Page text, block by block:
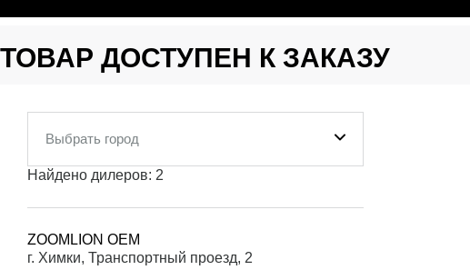
ТОВАР ДОСТУПЕН К ЗАКАЗУ
Выбрать город
Найдено дилеров: 2
ZOOMLION OEM
г. Химки, Транспортный проезд, 2